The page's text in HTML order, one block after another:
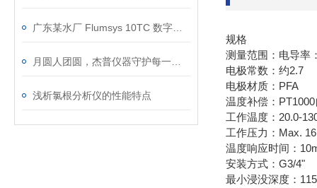
浅析氯根分析仪的性能特点
规格
测量范围：电导率
电极常数：约2.7
电极材质：PFA
温度补偿：
工作温度：20.0-
工作压力：Max.
温度响应时间：
安装方式：G3/4"
最小浸没深度：